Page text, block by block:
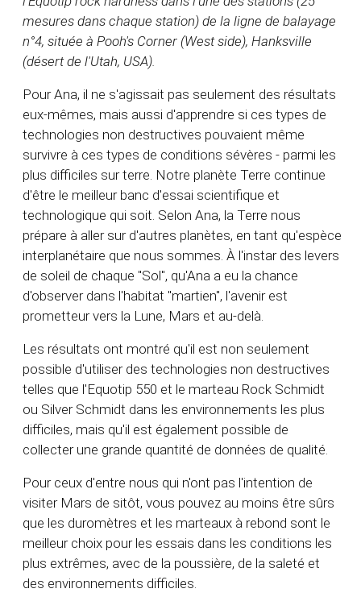
mesures dans chaque station) de la ligne de balayage
n°4, située à Pooh's Corner (West side), Hanksville
(désert de l'Utah, USA).
Pour Ana, il ne s'agissait pas seulement des résultats
eux-mêmes, mais aussi d'apprendre si ces types de
technologies non destructives pouvaient même
survivre à ces types de conditions sévères - parmi les
plus difficiles sur terre. Notre planète Terre continue
d'être le meilleur banc d'essai scientifique et
technologique qui soit. Selon Ana, la Terre nous
prépare à aller sur d'autres planètes, en tant qu'espèce
interplanétaire que nous sommes. À l'instar des levers
de soleil de chaque "Sol", qu'Ana a eu la chance
d'observer dans l'habitat "martien", l'avenir est
prometteur vers la Lune, Mars et au-delà.
Les résultats ont montré qu'il est non seulement
possible d'utiliser des technologies non destructives
telles que l'Equotip 550 et le marteau Rock Schmidt
ou Silver Schmidt dans les environnements les plus
difficiles, mais qu'il est également possible de
collecter une grande quantité de données de qualité.
Pour ceux d'entre nous qui n'ont pas l'intention de
visiter Mars de sitôt, vous pouvez au moins être sûrs
que les duromètres et les marteaux à rebond sont le
meilleur choix pour les essais dans les conditions les
plus extrêmes, avec de la poussière, de la saleté et
des environnements difficiles.